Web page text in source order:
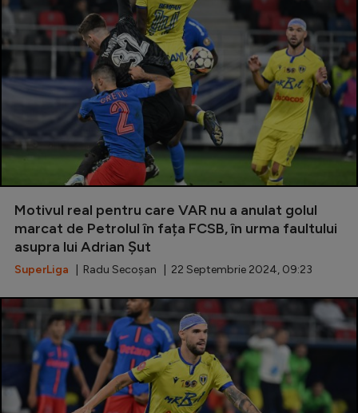
Motivul real pentru care VAR nu a anulat golul
marcat de Petrolul în fața FCSB, în urma faultului
asupra lui Adrian Șut
SuperLiga | Radu Secoșan | 22 Septembrie 2024, 09:23